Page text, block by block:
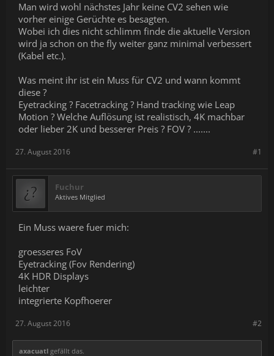
Man wird wohl nächstes Jahr keine CV2 sehen wie
vorher einige Gerüchte es besagten.
Wobei ich dies nicht schlimm finde die aktuelle Version
wird ja schon on the fly weiter ganz minimal verbessert
(Kabel etc.).
Was meint ihr ist ein Muss für CV2 und wann kommt
diese ?
Eyetracking ? Facetracking ? Hand tracking wie Leap
Motion ? Welche Auflösung ist realistisch, 4K machbar
oder lieber 2K und besserer Preis ? FOV ? .......
#1
27. August 2016
Fuchur
Aktives Mitglied
Ein Muss waere fuer mich:
groesseres FoV
Eyetracking (Fov Rendering)
4K HDR Displays
leichter
integrierte Kopfhoerer
#2
27. August 2016
axacuatl gefällt das.